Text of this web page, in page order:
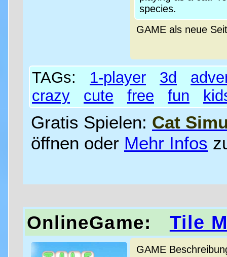
species.
GAME als neue
TAGs: 1-player 3d
crazy
cute free fun
Gratis Spielen: Cat
öffnen oder Mehr Infos
OnlineGame: Tile
GAME